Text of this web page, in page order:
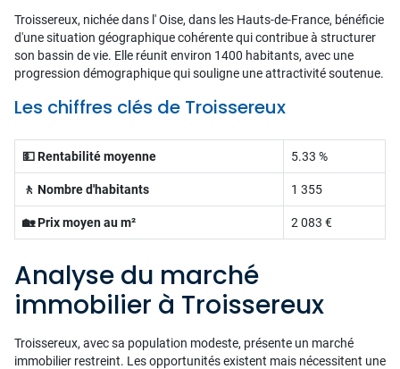
Troissereux, nichée dans l' Oise, dans les Hauts-de-France, bénéficie
d'une situation géographique cohérente qui contribue à structurer
son bassin de vie. Elle réunit environ 1400 habitants, avec une
progression démographique qui souligne une attractivité soutenue.
Les chiffres clés de Troissereux
💵 Rentabilité moyenne 5.33 %
🚶 Nombre d'habitants 1 355
🏡 Prix moyen au m² 2 083 €
Analyse du marché
immobilier à Troissereux
Troissereux, avec sa population modeste, présente un marché
immobilier restreint. Les opportunités existent mais nécessitent une